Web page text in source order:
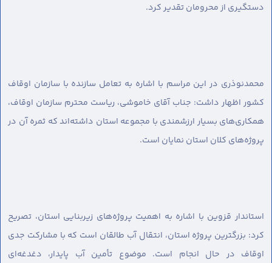
دستگیری از محرومان تقدیر کرد.
محمدنوذری در این مراسم با اشاره به تعامل سازنده با سازمان اوقاف
کشور اظهار داشت: جناب آقای خاموشی، ریاست محترم سازمان اوقاف،
همکاری‌های بسیار ارزشمندی با مجموعه استان داشته‌اند که ثمره آن در
پروژه‌های کلان استان نمایان است.
استاندار قزوین با اشاره به اهمیت پروژه‌های زیربنایی استان، تصریح
کرد: بزرگترین پروژه استان، انتقال آب طالقان است که با مشارکت جدی
اوقاف در حال انجام است. موضوع تأمین آب پایدار، دغدغه‌ای